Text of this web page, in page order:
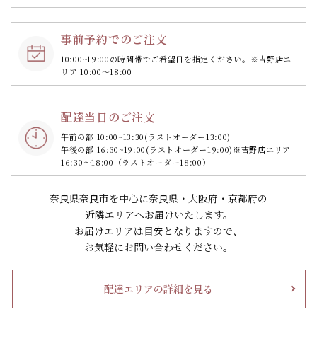
事前予約でのご注文
10:00~19:00の時間帯でご希望日を指定ください。 ※吉野店エ
リア 10:00～18:00
配達当日のご注文
午前の部 10:00~13:30(ラストオーダー13:00)
午後の部 16:30~19:00(ラストオーダー19:00)※吉野店エリア
16:30～18:00（ラストオーダー18:00）
奈良県奈良市を中心に奈良県・大阪府・京都府の
近隣エリアへお届けいたします。
お届けエリアは目安となりますので、
お気軽にお問い合わせください。
配達エリアの詳細を見る